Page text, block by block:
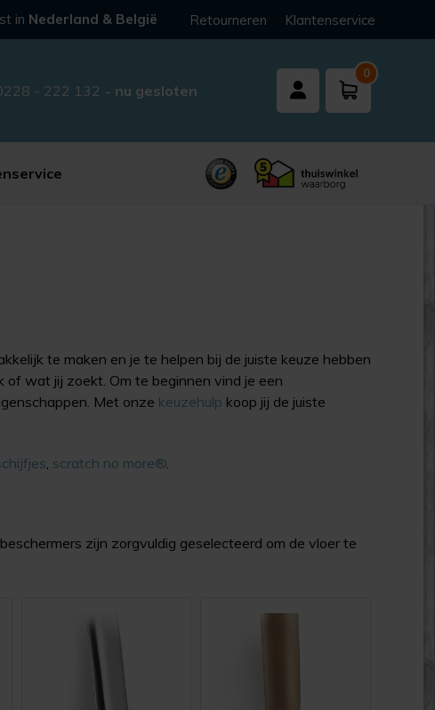
in Nederland & België Retourneren Klantenservice
- 222 132 - nu gesloten
0
te maken en je te helpen bij de juiste keuze hebben
of wat jij zoekt. Om te beginnen vind je een
Met onze keuzehulp koop jij de juiste
, scratch no more®.
zijn zorgvuldig geselecteerd om de vloer te